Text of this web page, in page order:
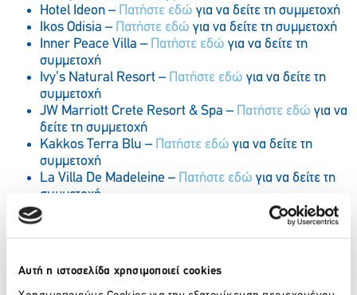
Αυτή η ιστοσελίδα χρησιμοποιεί cookies
Hotel Ideon – Πατήστε εδώ για να δείτε τη συμμετοχή
Ikos Odisia – Πατήστε εδώ για να δείτε τη συμμετοχή
Inner Peace Villa – Πατήστε εδώ για να δείτε τη
συμμετοχή
Ivy’s Natural Resort – Πατήστε εδώ για να δείτε τη
συμμετοχή
JW Marriott Crete Resort & Spa – Πατήστε εδώ για να
δείτε τη συμμετοχή
Kakkos Terra Blu – Πατήστε εδώ για να δείτε τη
συμμετοχή
La Villa De Madeleine – Πατήστε εδώ για να δείτε τη
συμμετοχή
Laguna Coast Resort –
για να δείτε τη
συμμετοχή
Lighting Design & Supply of Sandblu Resort –